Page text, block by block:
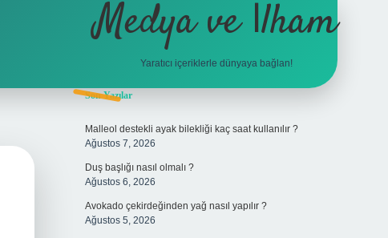
Medya ve İlham
Yaratıcı içeriklerle dünyaya bağlan!
Sidebar
Son Yazılar
Malleol destekli ayak bilekliği kaç saat kullanılır ?
Ağustos 7, 2026
Duş başlığı nasıl olmalı ?
Ağustos 6, 2026
Avokado çekirdeğinden yağ nasıl yapılır ?
Ağustos 5, 2026